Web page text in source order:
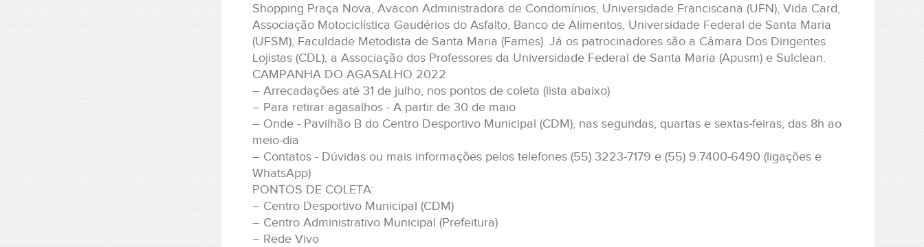
Shopping Praça Nova, Avacon Administradora de Condomínios, Universidade Franciscana (UFN), Vida Card,
Associação Motociclística Gaudérios do Asfalto, Banco de Alimentos, Universidade Federal de Santa Maria
(UFSM), Faculdade Metodista de Santa Maria (Fames). Já os patrocinadores são a Câmara Dos Dirigentes
Lojistas (CDL), a Associação dos Professores da Universidade Federal de Santa Maria (Apusm) e Sulclean.
CAMPANHA DO AGASALHO 2022
– Arrecadações até 31 de julho, nos pontos de coleta (lista abaixo)
– Para retirar agasalhos - A partir de 30 de maio
– Onde - Pavilhão B do Centro Desportivo Municipal (CDM), nas segundas, quartas e sextas-feiras, das 8h ao
meio-dia
– Contatos - Dúvidas ou mais informações pelos telefones (55) 3223-7179 e (55) 9.7400-6490 (ligações e
WhatsApp)
PONTOS DE COLETA:
– Centro Desportivo Municipal (CDM)
– Centro Administrativo Municipal (Prefeitura)
– Rede Vivo